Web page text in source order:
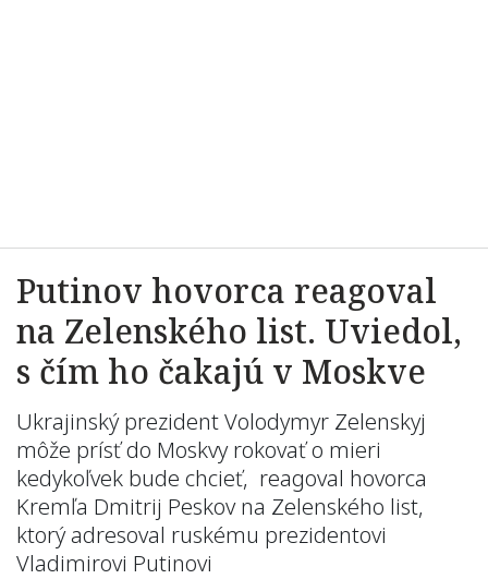
Putinov hovorca reagoval
na Zelenského list. Uviedol,
s čím ho čakajú v Moskve
Ukrajinský prezident Volodymyr Zelenskyj
môže prísť do Moskvy rokovať o mieri
kedykoľvek bude chcieť, reagoval hovorca
Kremľa Dmitrij Peskov na Zelenského list,
ktorý adresoval ruskému prezidentovi
Vladimirovi Putinovi